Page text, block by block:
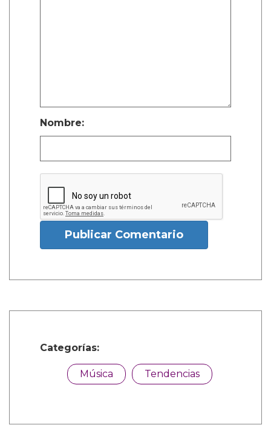
Nombre:
Publicar Comentario
Categorías:
Música Tendencias